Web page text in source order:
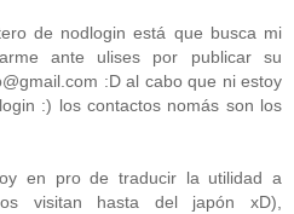
de nodlogin está que busca mi
ante ulises por publicar su
:D al cabo que ni estoy
:) los contactos nomás son los
en pro de traducir la utilidad a
visitan hasta del japón xD),